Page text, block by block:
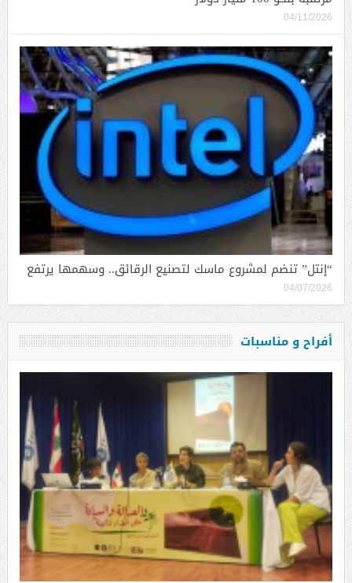
04/11/2026
“إنتل” تنضم لمشروع ماسك لتصنيع الرقائق.. وسهمها يرتفع
04/07/2026
أفراح و مناسبات